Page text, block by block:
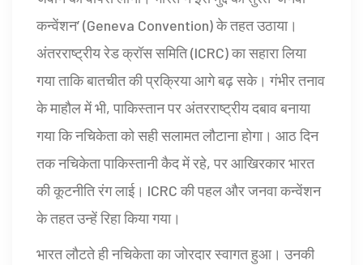
कन्वेंशन’ (Geneva Convention) के तहत उठाया।
अंतरराष्ट्रीय रेड क्रॉस समिति (ICRC) का सहारा लिया
गया ताकि बातचीत की प्रक्रिया आगे बढ़ सके। गंभीर तनाव
के माहौल में भी, पाकिस्तान पर अंतरराष्ट्रीय दबाव बनाया
गया कि नचिकेता को सही सलामत लौटाना होगा। आठ दिन
तक नचिकेता पाकिस्तानी कैद में रहे, पर आखिरकार भारत
की कूटनीति रंग लाई। ICRC की पहल और जनवा कन्वेंशन
के तहत उन्हें रिहा किया गया।
भारत लौटते ही नचिकेता का जोरदार स्वागत हुआ। उनकी